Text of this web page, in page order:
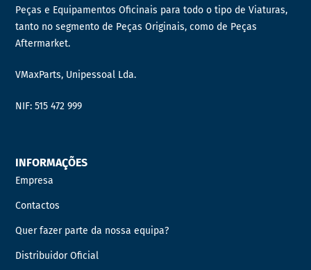
Peças e Equipamentos Oficinais para todo o tipo de Viaturas,
tanto no segmento de Peças Originais, como de Peças
Aftermarket.
VMaxParts, Unipessoal Lda.
NIF: 515 472 999
INFORMAÇÕES
Empresa
Contactos
Quer fazer parte da nossa equipa?
Distribuidor Oficial